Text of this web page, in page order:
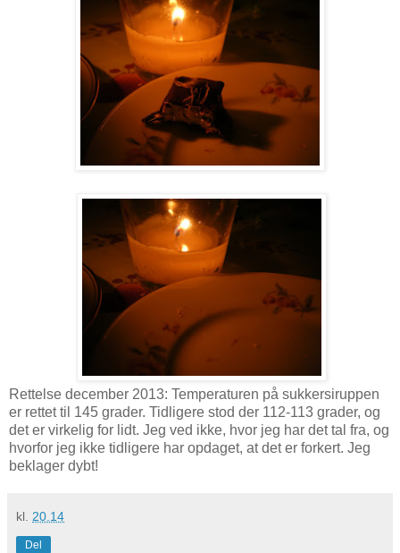
Rettelse december 2013: Temperaturen på sukkersiruppen
er rettet til 145 grader. Tidligere stod der 112-113 grader, og
det er virkelig for lidt. Jeg ved ikke, hvor jeg har det tal fra, og
hvorfor jeg ikke tidligere har opdaget, at det er forkert. Jeg
beklager dybt!
kl. 20.14
Del